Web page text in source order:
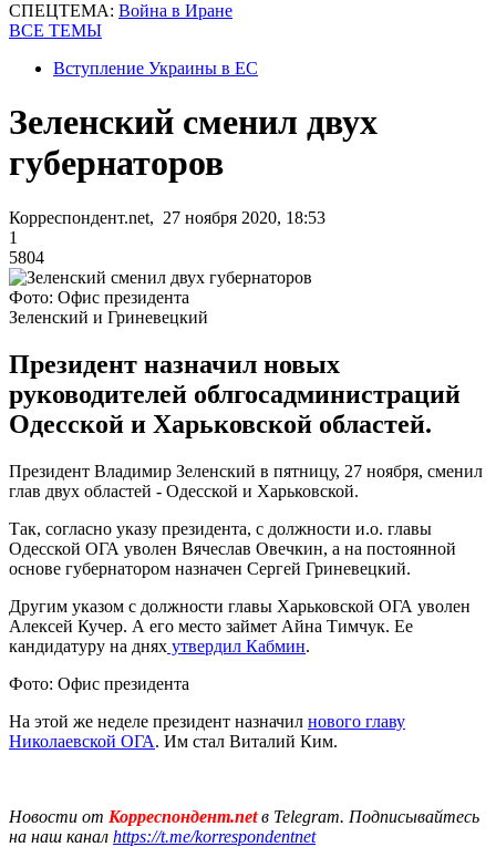
СПЕЦТЕМА: Война в Иране
ВСЕ ТЕМЫ
Вступление Украины в ЕС
Зеленский сменил двух
губернаторов
Корреспондент.net, 27 ноября 2020, 18:53
1
5804
Фото: Офис президента
Зеленский и Гриневецкий
Президент назначил новых
руководителей облгосадминистраций
Одесской и Харьковской областей.
Президент Владимир Зеленский в пятницу, 27 ноября, сменил
глав двух областей - Одесской и Харьковской.
Так, согласно указу президента, с должности и.о. главы
Одесской ОГА уволен Вячеслав Овечкин, а на постоянной
основе губернатором назначен Сергей Гриневецкий.
Другим указом с должности главы Харьковской ОГА уволен
Алексей Кучер. А его место займет Айна Тимчук. Ее
кандидатуру на днях утвердил Кабмин.
Фото: Офис президента
На этой же неделе президент назначил нового главу
Николаевской ОГА. Им стал Виталий Ким.
Новости от Корреспондент.netв Telegram. Подписывайтесь
на наш канал https://t.me/korrespondentnet